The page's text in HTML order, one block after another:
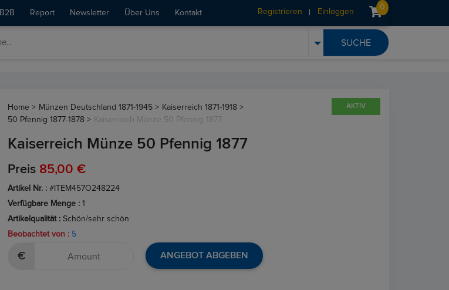
B2B Report Newsletter Über Uns Kontakt Registrieren Einloggen
0
Home > Münzen Deutschland 1871-1945 > Kaiserreich 1871-1918 >
50 Pfennig 1877-1878 > Kaiserreich Münze 50 Pfennig 1877
AKTIV
Kaiserreich Münze 50 Pfennig 1877
Preis 85,00 €
Artikel Nr. : #ITEM457O248224
Verfügbare Menge : 1
Artikelqualität : Schön/sehr schön
Beobachtet von : 5
€ ANGEBOT ABGEBEN